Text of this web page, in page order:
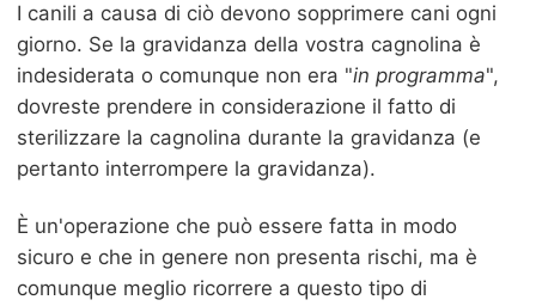
I canili a causa di ciò devono sopprimere cani ogni
giorno. Se la gravidanza della vostra cagnolina è
indesiderata o comunque non era "in programma",
dovreste prendere in considerazione il fatto di
sterilizzare la cagnolina durante la gravidanza (e
pertanto interrompere la gravidanza).
È un'operazione che può essere fatta in modo
sicuro e che in genere non presenta rischi, ma è
comunque meglio ricorrere a questo tipo di